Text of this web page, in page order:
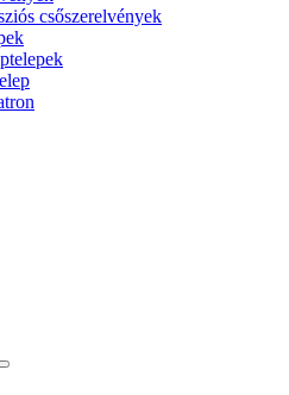
csőszerelvények